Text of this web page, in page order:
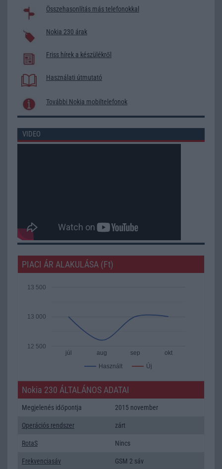
Összehasonlítás más telefonokkal
Nokia 230 árak
Friss hírek a készülékről
Használati útmutató
További Nokia mobiltelefonok
VIDEO
PIACI ÁR ALAKULÁSA (Ft)
Használt Új
júl aug sep okt
12 500
13 000
13 500
Nokia 230 ÁLTALÁNOS ADATAI
Megjelenés időpontja 2015 november
Operációs rendszer zárt
RotaS Nincs
Frekvenciasáv GSM 2 sáv